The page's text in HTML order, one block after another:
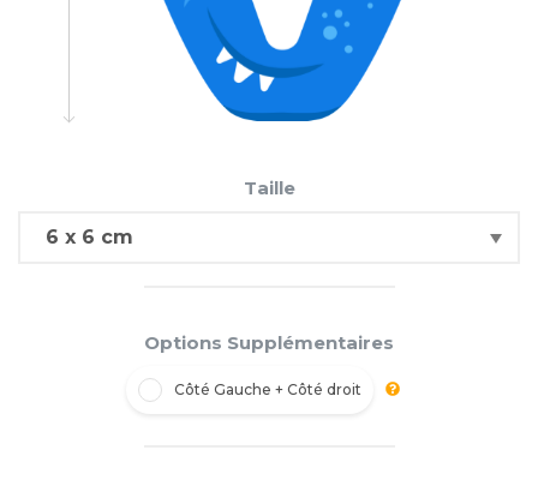
Taille
Options Supplémentaires
Côté Gauche + Côté droit